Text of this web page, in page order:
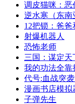
调皮猫咪：恶
逆水寒（东南
12把锁：爸爸
射爆机器人
恐怖老师
三国：谋定天
我的功法全靠
代号:血战突袭
漫画书店模拟
子弹先生